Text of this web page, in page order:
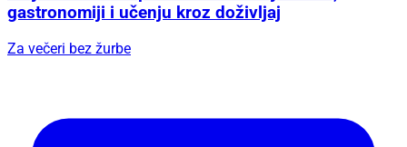
gastronomiji i učenju kroz doživljaj
Za večeri bez žurbe